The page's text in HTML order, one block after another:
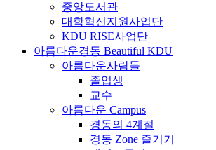
중앙도서관
대학혁신지원사업단
KDU RISE사업단
아름다운경동 Beautiful KDU
아름다운사람들
졸업생
교수
아름다운 Campus
경동의 4계절
경동 Zone 즐기기